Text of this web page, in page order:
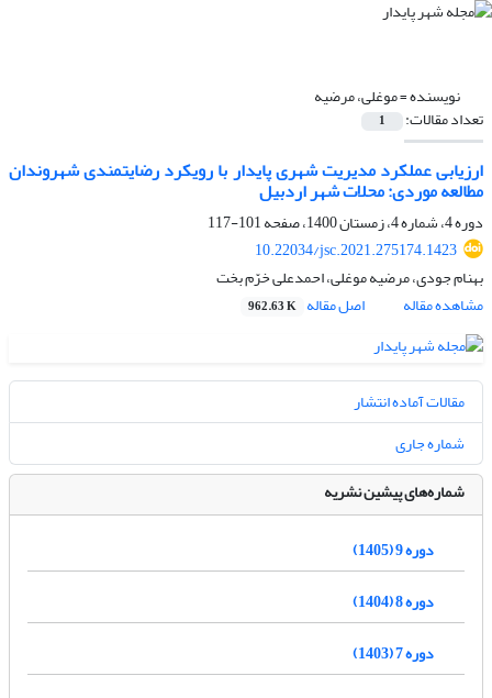
نویسنده =موغلی، مرضیه
تعداد مقالات: 1
ارزیابی عملکرد مدیریت شهری پایدار با رویکرد رضایتمندی شهروندان
مطالعه موردی: محلات شهر اردبیل
دوره 4، شماره 4، زمستان 1400، صفحه
101-117
10.22034/jsc.2021.275174.1423
بهنام جودی، مرضیه موغلی، احمدعلی خرّم بخت
مشاهده مقاله
اصل مقاله 962.63 K
مقالات آماده انتشار
شماره جاری
شماره‌های پیشین نشریه
دوره 9 (1405)
دوره 8 (1404)
دوره 7 (1403)